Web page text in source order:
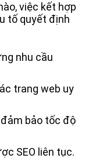
việc kết hợp
tố quyết định
nhu cầu
trang web uy
bảo tốc độ
SEO liên tục.